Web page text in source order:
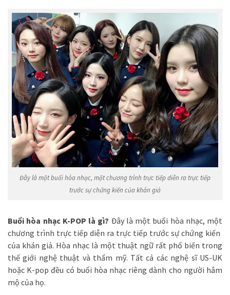
Đây là một buổi hòa nhạc, một chương trình trực tiếp diễn ra trực tiếp
trước sự chứng kiến ​​của khán giả
Buổi hòa nhạc K-POP là gì? Đây là một buổi hòa nhạc, một
chương trình trực tiếp diễn ra trực tiếp trước sự chứng kiến ​​
của khán giả. Hòa nhạc là một thuật ngữ rất phổ biến trong
thế giới nghệ thuật và thẩm mỹ. Tất cả các nghệ sĩ US-UK
hoặc K-pop đều có buổi hòa nhạc riêng dành cho người hâm
mộ của họ.